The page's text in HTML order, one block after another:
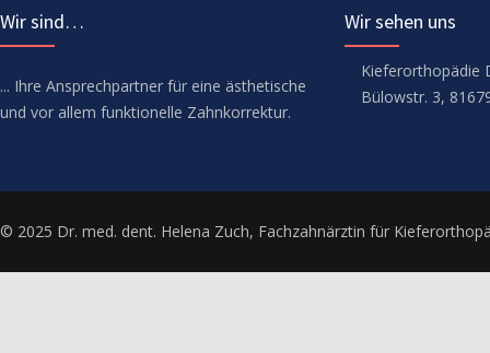
Wir sind…
... Ihre Ansprechpartner für eine ästhetische
und vor allem funktionelle Zahnkorrektur.
Wir sehen uns
Kieferorthopädie
Bülowstr. 3,
© 2025 Dr. med. dent. Helena Zuch, Fachzahnärztin für